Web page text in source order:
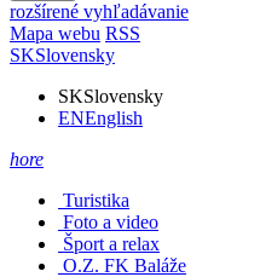
rozšírené vyhľadávanie
Mapa webu RSS
SKSlovensky
SKSlovensky
ENEnglish
hore
Turistika
Foto a video
Šport a relax
O.Z. FK Baláže